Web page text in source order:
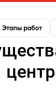
Этапы работ